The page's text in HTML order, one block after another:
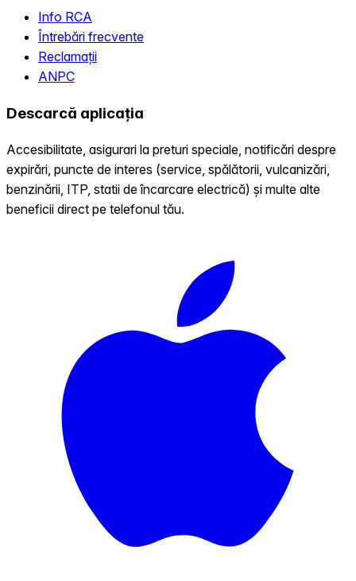
Info RCA
Întrebări frecvente
Reclamații
ANPC
Descarcă aplicația
Accesibilitate, asigurari la preturi speciale, notificări despre
expirări, puncte de interes (service, spălătorii, vulcanizări,
benzinării, ITP, statii de încarcare electrică) și multe alte
beneficii direct pe telefonul tău.